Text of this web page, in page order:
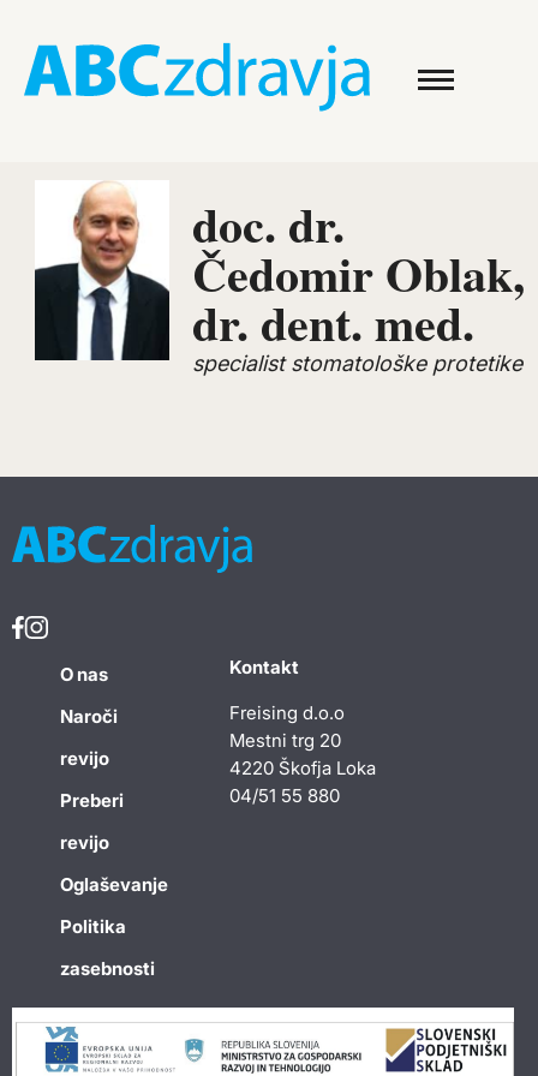
doc. dr.
Čedomir Oblak,
dr. dent. med.
specialist stomatološke protetike
O nas
Naroči
revijo
Preberi
revijo
Oglaševanje
Politika
zasebnosti
Kontakt
Freising d.o.o
Mestni trg 20
4220 Škofja Loka
04/51 55 880